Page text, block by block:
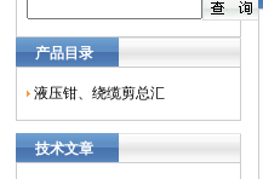
产品目录
液压钳、绕缆剪总汇
技术文章